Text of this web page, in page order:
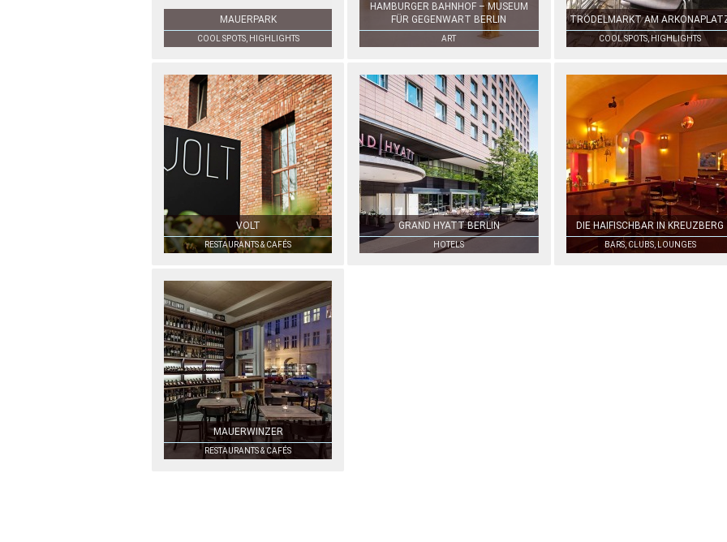
MAUERPARK
COOL SPOTS, HIGHLIGHTS
HAMBURGER BAHNHOF – MUSEUM
FÜR GEGENWART BERLIN
ART
TRÖDELMARKT AM
COOL SPOTS, HIGHLIGHTS
VOLT
RESTAURANTS & CAFÉS
GRAND HYATT BERLIN
HOTELS
DIE HAIFISCHBAR IN KREUZBERG
BARS, CLUBS, LOUNGES
MAUERWINZER
RESTAURANTS & CAFÉS